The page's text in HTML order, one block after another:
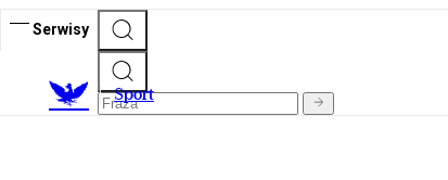
Serwisy
Sport